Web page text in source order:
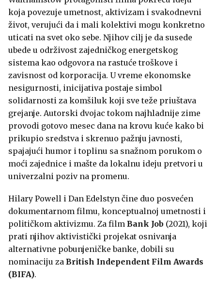
koja povezuje umetnost, aktivizam i svakodnevni
život, verujući da i mali kolektivi mogu konkretno
uticati na svet oko sebe. Njihov cilj je da susede
ubede u održivost zajedničkog energetskog
sistema kao odgovora na rastuće troškove i
zavisnost od korporacija. U vreme ekonomske
nesigurnosti, inicijativa postaje simbol
solidarnosti za komšiluk koji sve teže priuštava
grejanje. Autorski dvojac tokom najhladnije zime
provodi gotovo mesec dana na krovu kuće kako bi
prikupio sredstva i skrenuo pažnju javnosti,
spajajući humor i toplinu sa snažnom porukom o
moći zajednice i mašte da lokalnu ideju pretvori u
univerzalni poziv na promenu.
Hilary Powell i Dan Edelstyn čine duo posvećen
dokumentarnom filmu, konceptualnoj umetnosti i
političkom aktivizmu. Za film Bank Job (2021), koji
prati njihov aktivistički projekat osnivanja
alternativne pobunjeničke banke, dobili su
nominaciju za British Independent Film Awards
(BIFA).